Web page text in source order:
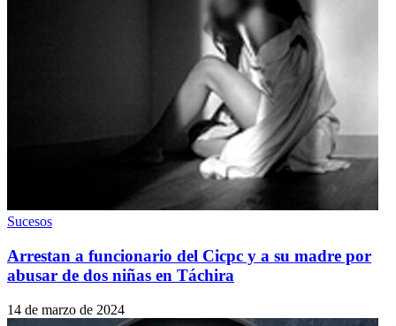
Sucesos
Arrestan a funcionario del Cicpc y a su madre por
abusar de dos niñas en Táchira
14 de marzo de 2024